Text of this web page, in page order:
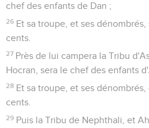
chef des enfants de Dan ;
26 Et sa troupe, et ses
cents.
27 Près de lui campera la Tribu
Hocran, sera le chef des enfants
28 Et sa troupe, et ses
cents.
29 Puis la Tribu de Nephthali, et